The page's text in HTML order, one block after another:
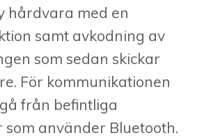
hårdvara med en
samt avkodning av
som sedan skickar
För kommunikationen
från befintliga
som använder Bluetooth.